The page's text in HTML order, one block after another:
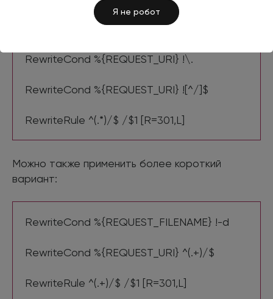
Я не робот
RewriteCond %{REQUEST_URI} !\=
RewriteCond %{REQUEST_URI} !\.
RewriteCond %{REQUEST_URI} ![^/]$
RewriteRule ^(.*)/$ /$1 [R=301,L]
Можно также применить более короткий
вариант:
RewriteCond %{REQUEST_FILENAME} !-d
RewriteCond %{REQUEST_URI} ^(.+)/$
RewriteRule ^(.+)/$ /$1 [R=301,L]